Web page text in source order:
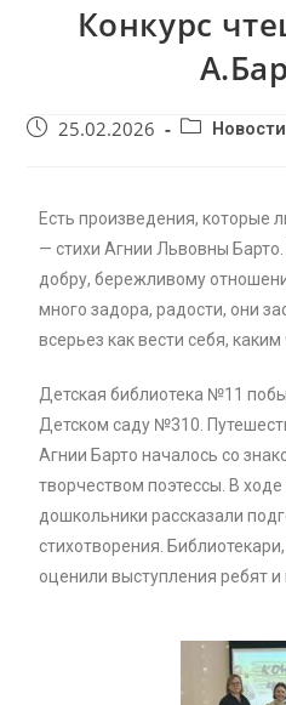
Конкурс
25.02.2026 Новости
Есть произведения, которые
— стихи Агнии Львовны
добру, бережливому
много задора, радости, они
всерьез как вести себя,
Детская библиотека №11
Детском саду №310.
Агнии Барто началось со
творчеством поэтессы. В
дошкольники рассказали
стихотворения.
оценили выступления ребят и